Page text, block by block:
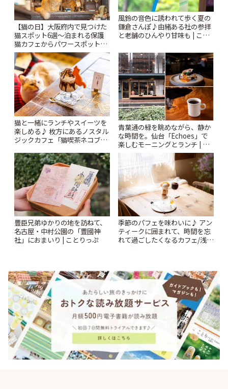
【猫の日】大阪府内で見つけた
猫スポット6選〜泊まれる保護
猫カフェからパワースポットま
で〜 | ことりっぷ
風鈴の音色に誘われて歩く夏の
鎌倉さんぽ♪由緒ある社の参拝
と老舗のひんやり甘味も | こと
猫と一緒にランチやスイーツを
楽しめる♪ 枚方にあるノスタル
ジックカフェ「猫喫茶ネコブ」
青葉通の緑を眺めながら、静か
な時間を。仙台「Echoes」で
楽しむモーニングとランチ | こ
とりっぷ
豊臣兄弟ゆかりの地を訪ねて、
名古屋・中村公園の「豊國神
社」におまいり | ことりっぷ
季節のパフェを味わいに♪ アン
ティークに囲まれて、時間を忘
れて過ごしたくなるカフェ/浅草